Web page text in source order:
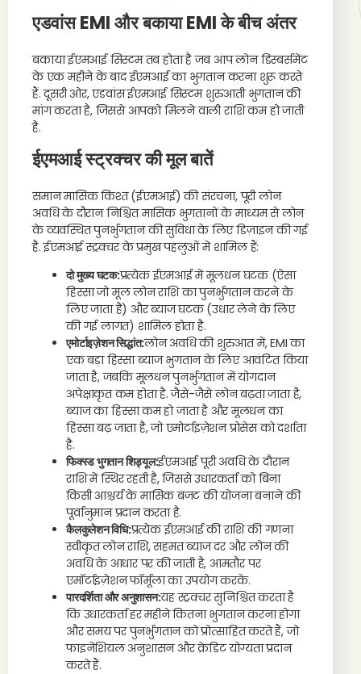
एडवांस EMI और बकाया EMI के बीच अंतर
बकाया ईएमआई सिस्टम तब होता है जब आप लोन डिस्बर्समेंट
के एक महीने के बाद ईएमआई का भुगतान करना शुरू करते
हैं. दूसरी ओर, एडवांस ईएमआई सिस्टम शुरुआती भुगतान की
मांग करता है, जिससे आपको मिलने वाली राशि कम हो जाती
है.
ईएमआई स्ट्रक्चर की मूल बातें
समान मासिक किश्त (ईएमआई) की संरचना, पूरी लोन
अवधि के दौरान निश्चित मासिक भुगतानों के माध्यम से लोन
के व्यवस्थित पुनर्भुगतान की सुविधा के लिए डिज़ाइन की गई
है. ईएमआई स्ट्रक्चर के प्रमुख पहलुओं में शामिल हैं:
दो मुख्य घटक:प्रत्येक ईएमआई में मूलधन घटक (ऐसा
हिस्सा जो मूल लोन राशि का पुनर्भुगतान करने के
लिए जाता है) और ब्याज घटक (उधार लेने के लिए
की गई लागत) शामिल होता है.
एमोर्टाइज़ेशन सिद्धांत:लोन अवधि की शुरुआत में, EMI का
एक बड़ा हिस्सा ब्याज भुगतान के लिए आवंटित किया
जाता है, जबकि मूलधन पुनर्भुगतान में योगदान
अपेक्षाकृत कम होता है. जैसे-जैसे लोन बढ़ता जाता है,
ब्याज का हिस्सा कम हो जाता है और मूलधन का
हिस्सा बढ़ जाता है, जो एमोर्टाइज़ेशन प्रोसेस को दर्शाता
है.
फिक्स्ड भुगतान शिड्यूल:ईएमआई पूरी अवधि के दौरान
राशि में स्थिर रहती है, जिससे उधारकर्ता को बिना
किसी आश्चर्य के मासिक बजट की योजना बनाने की
पूर्वानुमान प्रदान करता है.
कैलकुलेशन विधि:प्रत्येक ईएमआई की राशि की गणना
स्वीकृत लोन राशि, सहमत ब्याज दर और लोन की
अवधि के आधार पर की जाती है, आमतौर पर
एमॉर्टाइज़ेशन फॉर्मूला का उपयोग करके.
पारदर्शिता और अनुशासन:यह स्ट्रक्चर सुनिश्चित करता है
कि उधारकर्ता हर महीने कितना भुगतान करना होगा
और समय पर पुनर्भुगतान को प्रोत्साहित करते हैं, जो
फाइनेंशियल अनुशासन और क्रेडिट योग्यता प्रदान
करते हैं.